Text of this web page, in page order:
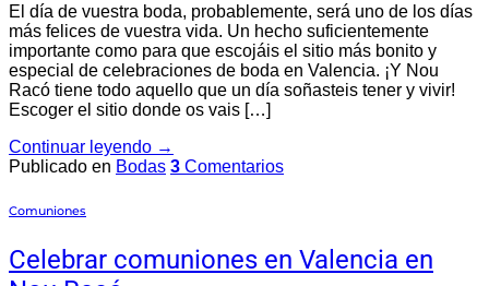
El día de vuestra boda, probablemente, será uno de los días
más felices de vuestra vida. Un hecho suficientemente
importante como para que escojáis el sitio más bonito y
especial de celebraciones de boda en Valencia. ¡Y Nou
Racó tiene todo aquello que un día soñasteis tener y vivir!
Escoger el sitio donde os vais […]
Continuar leyendo →
Publicado en Bodas 3 Comentarios
Comuniones
Celebrar comuniones en Valencia en